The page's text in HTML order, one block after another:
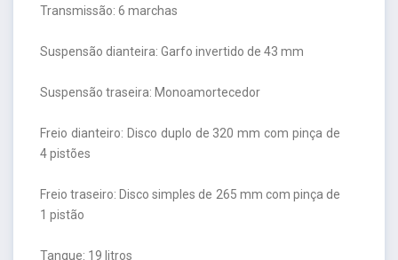
Transmissão: 6 marchas
Suspensão dianteira: Garfo invertido de 43 mm
Suspensão traseira: Monoamortecedor
Freio dianteiro: Disco duplo de 320 mm com pinça de
4 pistões
Freio traseiro: Disco simples de 265 mm com pinça de
1 pistão
Tanque: 19 litros